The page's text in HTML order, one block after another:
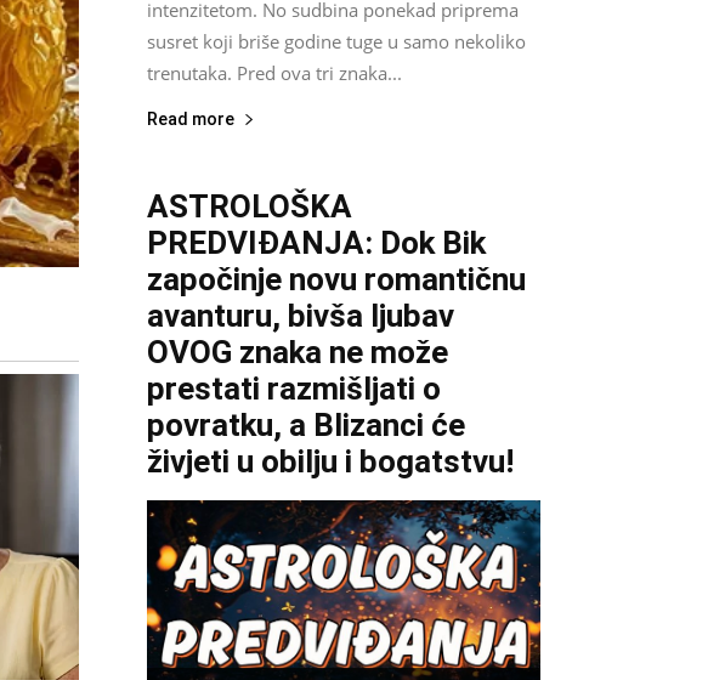
intenzitetom. No sudbina ponekad priprema
susret koji briše godine tuge u samo nekoliko
trenutaka. Pred ova tri znaka...
Read more
ASTROLOŠKA
PREDVIĐANJA: Dok Bik
započinje novu romantičnu
avanturu, bivša ljubav
OVOG znaka ne može
prestati razmišljati o
povratku, a Blizanci će
živjeti u obilju i bogatstvu!